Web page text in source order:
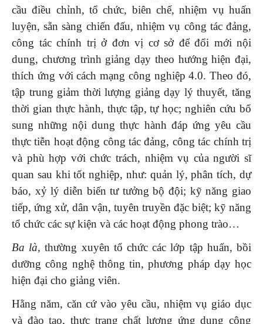
cầu điều chỉnh, tổ chức, biên chế, nhiệm vụ huấn
luyện, sẵn sàng chiến đấu, nhiệm vụ công tác đảng,
công tác chính trị ở đơn vị cơ sở để đổi mới nội
dung, chương trình giảng dạy theo hướng hiện đại,
thích ứng với cách mạng công nghiệp 4.0. Theo đó,
tập trung giảm thời lượng giảng dạy lý thuyết, tăng
thời gian thực hành, thực tập, tự học; nghiên cứu bổ
sung những nội dung thực hành đáp ứng yêu cầu
thực tiễn hoạt động công tác đảng, công tác chính trị
và phù hợp với chức trách, nhiệm vụ của người sĩ
quan sau khi tốt nghiệp, như: quản lý, phân tích, dự
báo, xỷ lý diễn biến tư tưởng bộ đội; kỹ năng giao
tiếp, ứng xử, dân vận, tuyên truyền đặc biệt; kỹ năng
tổ chức các sự kiện và các hoạt động phong trào…
Ba là,thường xuyên tổ chức các lớp tập huấn, bồi
dưỡng công nghệ thông tin, phương pháp dạy học
hiện đại cho giảng viên.
Hằng năm, căn cứ vào yêu cầu, nhiệm vụ giáo dục
và đào tạo, thực trạng chất lượng ứng dụng công